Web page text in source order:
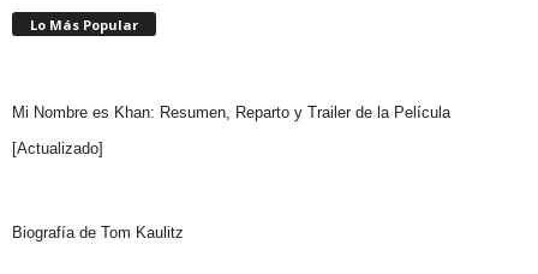
Lo Más Popular
Mi Nombre es Khan: Resumen, Reparto y Trailer de la Película
[Actualizado]
Biografía de Tom Kaulitz